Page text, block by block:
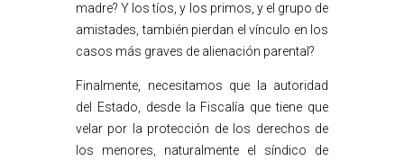
madre? Y los tíos, y los primos, y el grupo de
amistades, también pierdan el vínculo en los
casos más graves de alienación parental?
Finalmente, necesitamos que la autoridad
del Estado, desde la Fiscalía que tiene que
velar por la protección de los derechos de
los menores, naturalmente el síndico de